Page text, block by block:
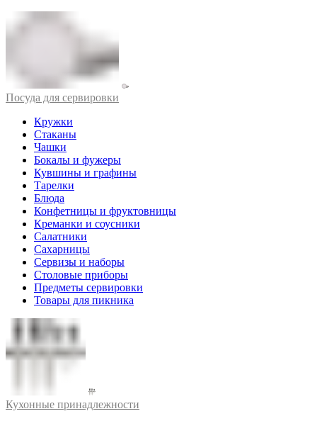
Посуда для сервировки
Кружки
Стаканы
Чашки
Бокалы и фужеры
Кувшины и графины
Тарелки
Блюда
Конфетницы и фруктовницы
Креманки и соусники
Салатники
Сахарницы
Сервизы и наборы
Столовые приборы
Предметы сервировки
Товары для пикника
Кухонные принадлежности